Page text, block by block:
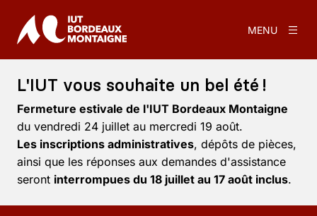
MENU
L'IUT vous souhaite un bel été !
Fermeture estivale de l'IUT Bordeaux Montaigne
du vendredi 24 juillet au mercredi 19 août.
Les inscriptions administratives, dépôts de pièces,
ainsi que les réponses aux demandes d'assistance
seront interrompues du 18 juillet au 17 août inclus.